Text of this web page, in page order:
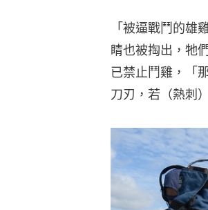
「被逼戰鬥的雄
睛也被掏出，牠
已禁止鬥雞，「
刀刃，若（熱刺